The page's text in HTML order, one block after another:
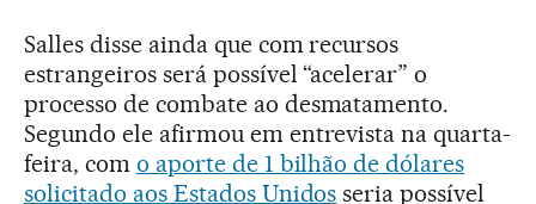
Salles disse ainda que com recursos
estrangeiros será possível “acelerar” o
processo de combate ao desmatamento.
Segundo ele afirmou em entrevista na quarta-
feira, com o aporte de 1 bilhão de dólares
solicitado aos Estados Unidos seria possível